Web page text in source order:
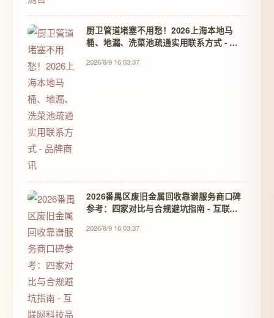
厨卫管道堵塞不用愁！2026上海本地马
桶、地漏、洗菜池疏通实用联系方式 - 品
2026/8/9 16:03:37
2026番禺区废旧金属回收靠谱服务商口碑
参考：四家对比与合规避坑指南 - 互联网
2026/8/9 16:03:37